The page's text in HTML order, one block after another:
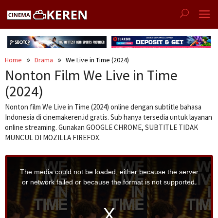
Home Drama We Live in Time (2024)
Nonton Film We Live in Time
(2024)
Nonton film We Live in Time (2024) online dengan subtitle bahasa
Indonesia di cinemakeren.id gratis. Sub hanya tersedia untuk layanan
online streaming. Gunakan GOOGLE CHROME, SUBTITLE TIDAK
MUNCUL DI MOZILLA FIREFOX.
The media could not be loaded, either because the server
or network failed or because the format is not supported.